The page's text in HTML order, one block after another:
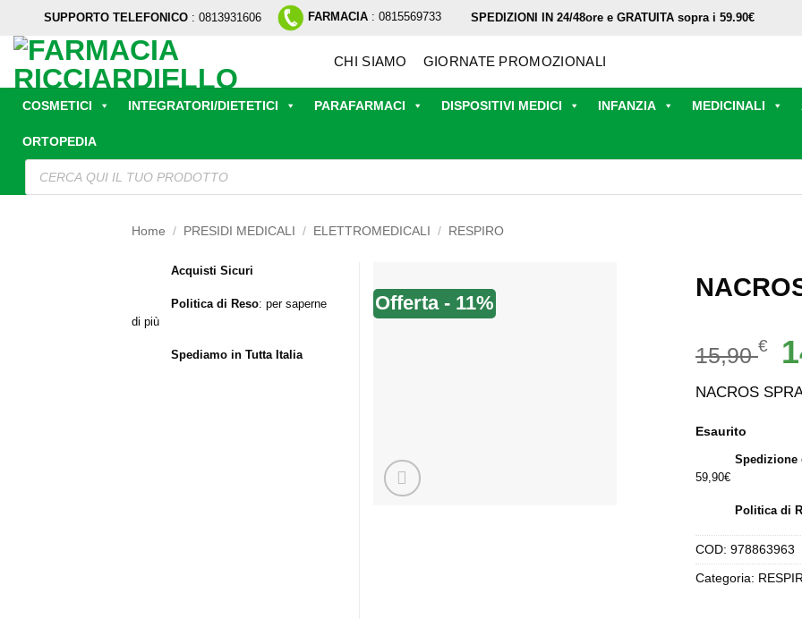
contenuti
SUPPORTO TELEFONICO : 0813931606 FARMACIA : 0815569733 SPEDIZIONI IN 24/48ore e GRATUITA sopra i 59.90€
CHI SIAMO GIORNATE PROMOZIONALI
COSMETICI INTEGRATORI/DIETETICI PARAFARMACI DISPOSITIVI MEDICI INFANZIA MEDICINALI
ORTOPEDIA
Ricerca
prodotti
Home / PRESIDI MEDICALI / ELETTROMEDICALI / RESPIRO
Offerta - 11%
15,90€
Il
NACROS
Esaurito
Spedizione
59,90€
Politica di
COD: 978863963
Categoria:
Acquisti Sicuri
Politica di Reso: per saperne
di più
Spediamo in Tutta Italia